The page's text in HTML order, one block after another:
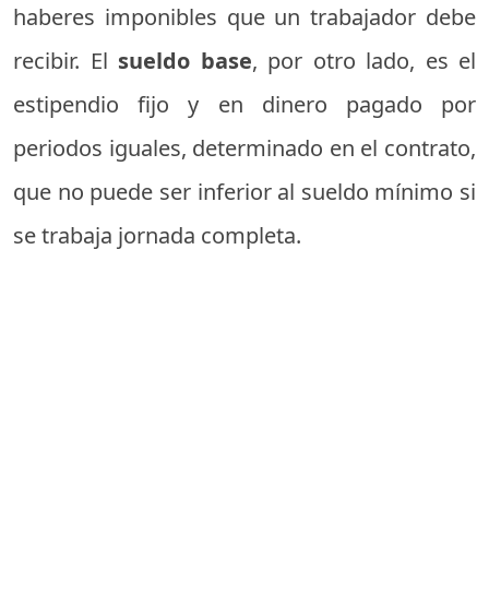
haberes imponibles que un trabajador debe
recibir. El sueldo base, por otro lado, es el
estipendio fijo y en dinero pagado por
periodos iguales, determinado en el contrato,
que no puede ser inferior al sueldo mínimo si
se trabaja jornada completa.